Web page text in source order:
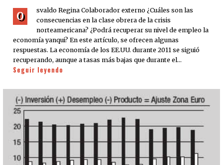
O
svaldo Regina Colaborador externo ¿Cuáles son las
consecuencias en la clase obrera de la crisis
norteamericana? ¿Podrá recuperar su nivel de empleo la
economía yanqui? En este artículo, se ofrecen algunas
respuestas. La economía de los EE.UU. durante 2011 se siguió
recuperando, aunque a tasas más bajas que durante el…
Seguir leyendo